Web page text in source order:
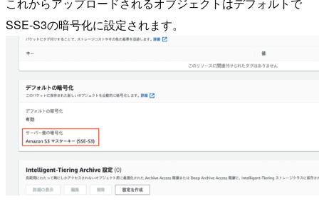
これからアップロードされるオブジェクトはデフォルトで
SSE-S3の暗号化に設定されます。